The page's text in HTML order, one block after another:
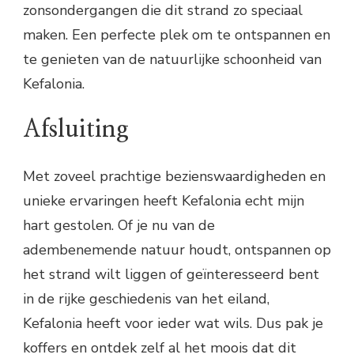
zonsondergangen die dit strand zo speciaal
maken. Een perfecte plek om te ontspannen en
te genieten van de natuurlijke schoonheid van
Kefalonia.
Afsluiting
Met zoveel prachtige bezienswaardigheden en
unieke ervaringen heeft Kefalonia echt mijn
hart gestolen. Of je nu van de
adembenemende natuur houdt, ontspannen op
het strand wilt liggen of geïnteresseerd bent
in de rijke geschiedenis van het eiland,
Kefalonia heeft voor ieder wat wils. Dus pak je
koffers en ontdek zelf al het moois dat dit